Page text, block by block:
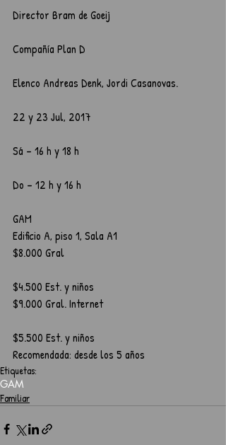
Director Bram de Goeij
Compañía Plan D
Elenco Andreas Denk, Jordi Casanovas.
22 y 23 Jul, 2017
Sá – 16 h y 18 h
Do – 12 h y 16 h
GAM
Edificio A, piso 1, Sala A1
$8.000 Gral
$4.500 Est. y niños
$9.000 Gral. Internet
$5.500 Est. y niños
Recomendada: desde los 5 años
Etiquetas:
GAM
Familiar